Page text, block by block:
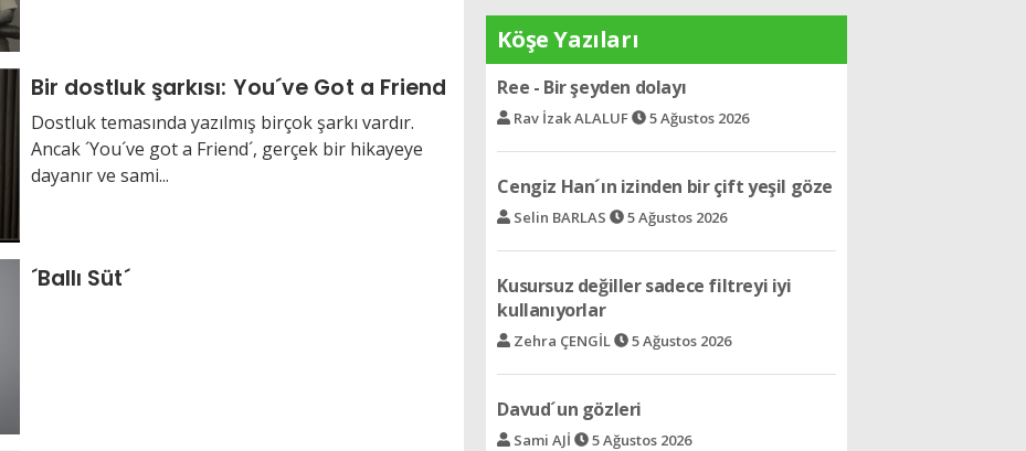
Bir dostluk şarkısı: You´ve Got a Friend
Dostluk temasında yazılmış birçok şarkı vardır.
Ancak ´You´ve got a Friend´, gerçek bir hikayeye
dayanır ve sami...
´Ballı Süt´
Köşe Yazıları
Ree - Bir şeyden dolayı
Rav İzak ALALUF 5 Ağustos 2026
Cengiz Han´ın izinden bir çift yeşil göze
Selin BARLAS 5 Ağustos 2026
Kusursuz değiller sadece filtreyi iyi
kullanıyorlar
Zehra ÇENGİL 5 Ağustos 2026
Davud´un gözleri
Sami AJİ 5 Ağustos 2026